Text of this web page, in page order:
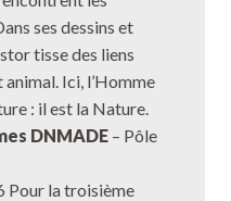
ses dessins et
tisse des liens
Ici, l’Homme
: il est la Nature.
DNMADE – Pôle
Pour la troisième